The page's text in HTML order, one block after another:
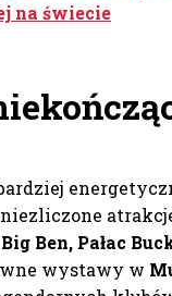
na świecie
Big Ben, Pałac
wystawy w